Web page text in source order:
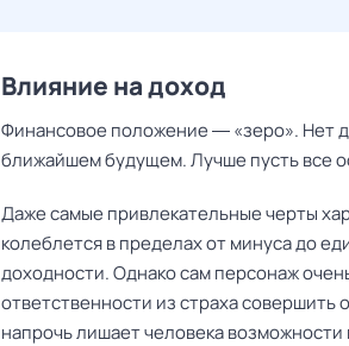
Влияние на доход
Финансовое положение ― «зеро». Нет
ближайшем будущем. Лучше пусть все
Даже самые привлекательные черты
колеблется в пределах от минуса до
доходности. Однако сам персонаж
ответственности из страха
напрочь лишает человека